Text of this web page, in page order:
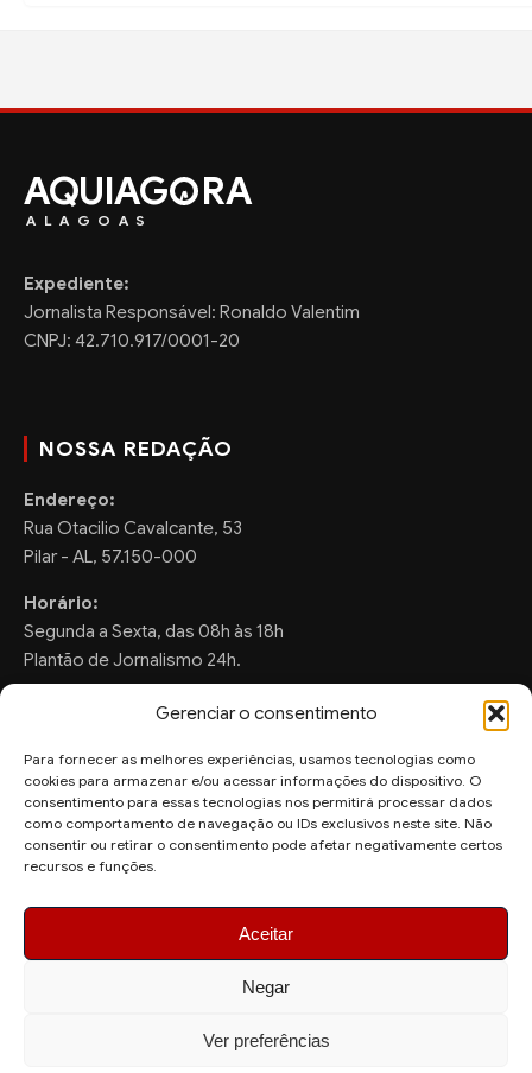
Gerenciar o consentimento
Para fornecer as melhores experiências, usamos tecnologias como
cookies para armazenar e/ou acessar informações do dispositivo. O
consentimento para essas tecnologias nos permitirá processar dados
como comportamento de navegação ou IDs exclusivos neste site. Não
consentir ou retirar o consentimento pode afetar negativamente certos
recursos e funções.
Aceitar
Negar
Ver preferências
AQUIAG RA
ALAGOAS
Expediente:
Jornalista Responsável: Ronaldo Valentim
CNPJ: 42.710.917/0001-20
NOSSA REDAÇÃO
Endereço:
Rua Otacilio Cavalcante, 53
Pilar - AL, 57.150-000
Horário:
Segunda a Sexta, das 08h às 18h
Plantão de Jornalismo 24h.
FALE CONOSCO
Sugestões de Pauta:
ronaldo.valentim150@gmail.com
© 2026 AquiAgora - Todos os direitos reservados.